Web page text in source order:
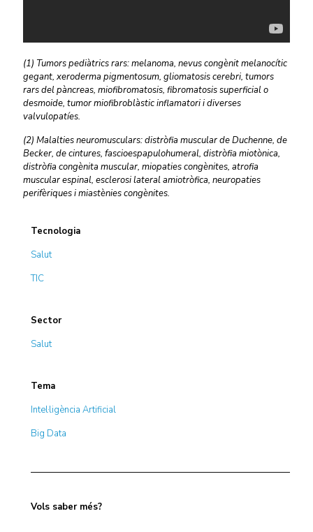
(1) Tumors pediàtrics rars: melanoma, nevus congènit melanocític
gegant, xeroderma pigmentosum, gliomatosis cerebri, tumors
rars del pàncreas, miofibromatosis, fibromatosis superficial o
desmoide, tumor miofibroblàstic inflamatori i diverses
valvulopatíes.
(2) Malalties neuromusculars: distròfia muscular de Duchenne, de
Becker, de cintures, fascioespapulohumeral, distròfia miotònica,
distròfia congènita muscular, miopaties congènites, atrofia
muscular espinal, esclerosi lateral amiotròfica, neuropaties
perifèriques i miastènies congènites.
Tecnologia
Salut
TIC
Sector
Salut
Tema
Intel·ligència Artificial
Big Data
Vols saber més?